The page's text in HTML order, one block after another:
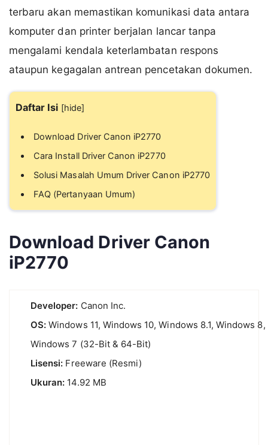
terbaru akan memastikan komunikasi data antara
komputer dan printer berjalan lancar tanpa
mengalami kendala keterlambatan respons
ataupun kegagalan antrean pencetakan dokumen.
Daftar Isi [hide]
Download Driver Canon iP2770
Cara Install Driver Canon iP2770
Solusi Masalah Umum Driver Canon iP2770
FAQ (Pertanyaan Umum)
Download Driver Canon
iP2770
Developer: Canon Inc.
OS: Windows 11, Windows 10, Windows 8.1, Windows 8,
Windows 7 (32-Bit & 64-Bit)
Lisensi: Freeware (Resmi)
Ukuran: 14.92 MB